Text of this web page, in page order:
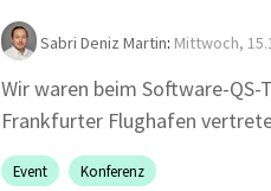
Sabri Deniz Martin: Mittwoch,
Wir waren beim Software-QS-
Frankfurter Flughafen
Event Konferenz